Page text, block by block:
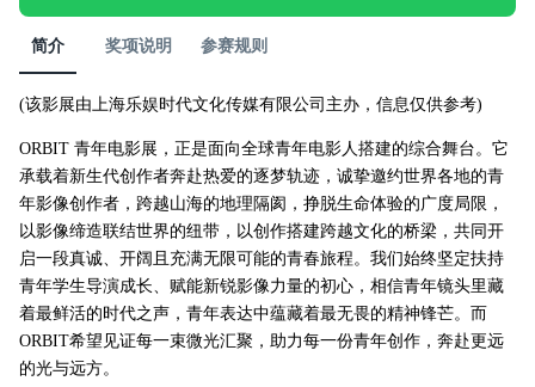
简介 奖项说明 参赛规则
(该影展由上海乐娱时代文化传媒有限公司主办，信息仅供参考)
ORBIT 青年电影展，正是面向全球青年电影人搭建的综合舞台。它
承载着新生代创作者奔赴热爱的逐梦轨迹，诚挚邀约世界各地的青
年影像创作者，跨越山海的地理隔阂，挣脱生命体验的广度局限，
以影像缔造联结世界的纽带，以创作搭建跨越文化的桥梁，共同开
启一段真诚、开阔且充满无限可能的青春旅程。我们始终坚定扶持
青年学生导演成长、赋能新锐影像力量的初心，相信青年镜头里藏
着最鲜活的时代之声，青年表达中蕴藏着最无畏的精神锋芒。而
ORBIT希望见证每一束微光汇聚，助力每一份青年创作，奔赴更远
的光与远方。